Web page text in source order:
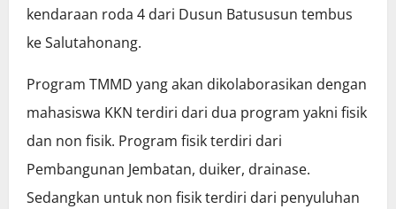
kendaraan roda 4 dari Dusun Batususun tembus
ke Salutahonang.
Program TMMD yang akan dikolaborasikan dengan
mahasiswa KKN terdiri dari dua program yakni fisik
dan non fisik. Program fisik terdiri dari
Pembangunan Jembatan, duiker, drainase.
Sedangkan untuk non fisik terdiri dari penyuluhan